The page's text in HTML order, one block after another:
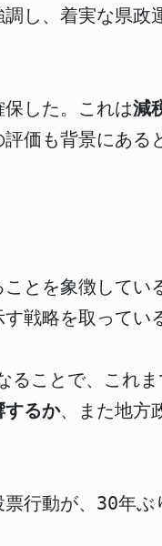
調し、着実な県政
した。これは減
価も背景にある
とを象徴してい
戦略を取ってい
ことで、これ
するか、また地方
行動が、30年ぶ